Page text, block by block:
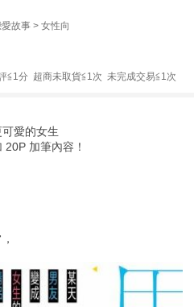
故事 > 女性向
≦1分 超商未取貨≦1次 未完成交易≦1次
愛的女生
加筆內容！